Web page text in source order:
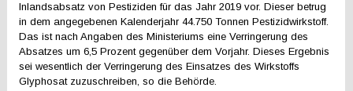
Inlandsabsatz von Pestiziden für das Jahr 2019 vor. Dieser betrug
in dem angegebenen Kalenderjahr 44.750 Tonnen Pestizidwirkstoff.
Das ist nach Angaben des Ministeriums eine Verringerung des
Absatzes um 6,5 Prozent gegenüber dem Vorjahr. Dieses Ergebnis
sei wesentlich der Verringerung des Einsatzes des Wirkstoffs
Glyphosat zuzuschreiben, so die Behörde.